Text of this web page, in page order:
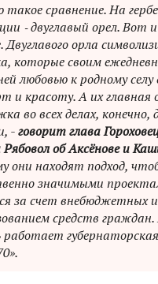
сравнение. На
‑ двуглавый орел. Вот
орла
которые своим
любовью к родному
и красоту. А их главная
во всех делах,
-говорит глава
об Аксёнове и
они находят подход,
значимыми
за счет внебюджетных
средств
работает